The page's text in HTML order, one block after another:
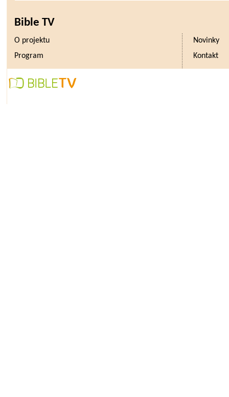
Bible TV
O projektu
Novinky
Program
Kontakt